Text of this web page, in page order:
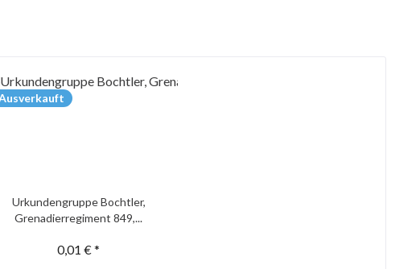
Urkundengruppe Bochtler,
Grenadierregiment 849,...
0,01 € *